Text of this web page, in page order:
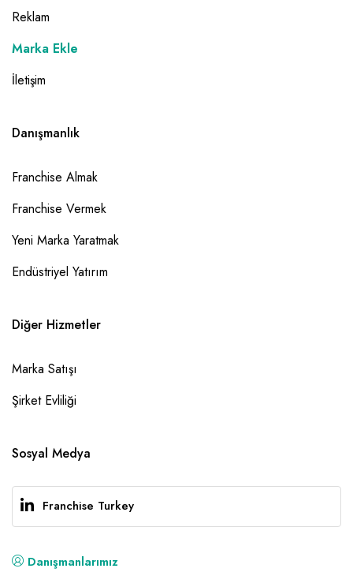
Reklam
Marka Ekle
İletişim
Danışmanlık
Franchise Almak
Franchise Vermek
Yeni Marka Yaratmak
Endüstriyel Yatırım
Diğer Hizmetler
Marka Satışı
Şirket Evliliği
Sosyal Medya
Franchise Turkey
Danışmanlarımız